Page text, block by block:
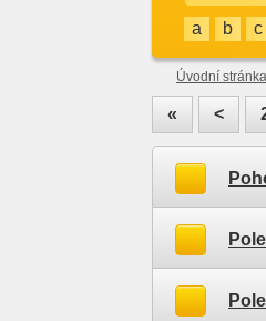
a b c
Úvodní stránka
« <